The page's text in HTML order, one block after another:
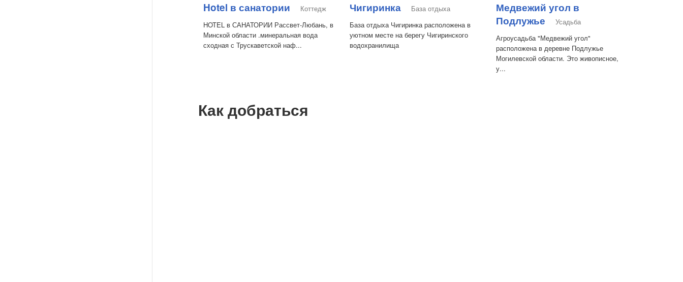
Hotel в санатории
Коттедж
HOTEL в САНАТОРИИ Рассвет-Любань, в
Минской области .минеральная вода
сходная с Трускаветской наф...
Чигиринка
База отдыха
База отдыха Чигиринка расположена в
уютном месте на берегу Чигиринского
водохранилища
Медвежий угол в
Подлужье
Усадьба
Агроусадьба "Медвежий угол"
расположена в деревне Подлужье
Могилевской области. Это живописное,
у...
Как добраться